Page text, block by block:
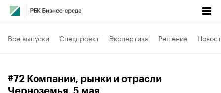
Все выпуски Спецпроект Экспертиза Решение
#72 Компании, рынки и отрасли
Черноземья, 5 мая